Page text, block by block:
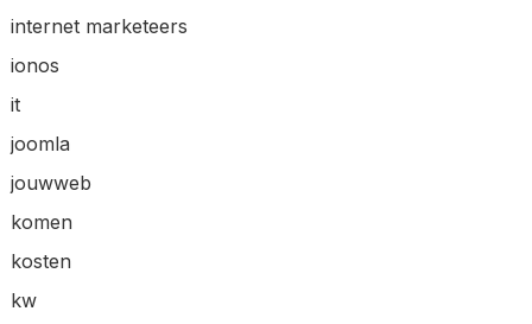
internet marketeers
ionos
it
joomla
jouwweb
komen
kosten
kw